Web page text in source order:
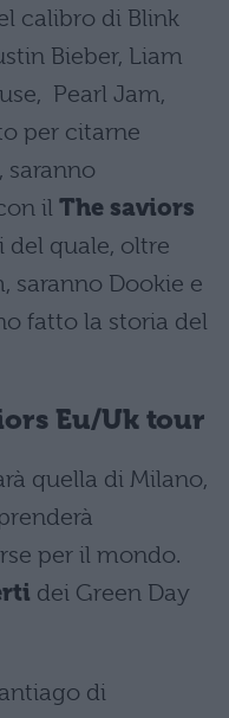
calibro di Blink
Bieber, Liam
Pearl Jam,
per citarne
saranno
il The saviors
del quale, oltre
saranno Dookie e
fatto la storia del
Eu/Uk tour
quella di Milano,
per il mondo.
dei Green Day
di